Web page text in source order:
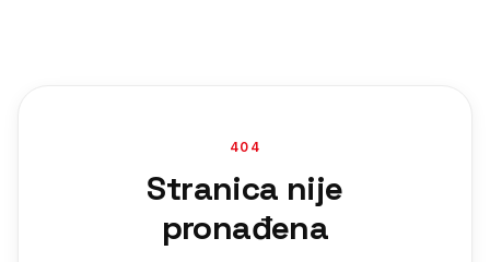
404
Stranica nije
pronađena